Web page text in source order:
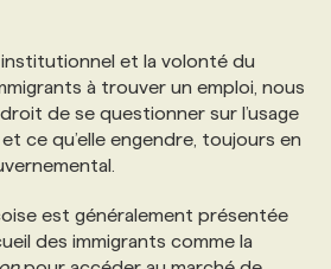
DE SUBVENTIONS
NOUS
NOUS
et la volonté du
à trouver un emploi, nous
de se questionner sur l’usage
ce qu’elle engendre, toujours en
est généralement présentée
des immigrants comme la